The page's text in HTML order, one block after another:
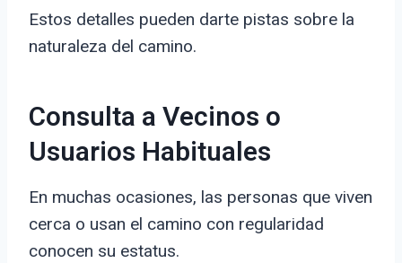
Estos detalles pueden darte pistas sobre la
naturaleza del camino.
Consulta a Vecinos o
Usuarios Habituales
En muchas ocasiones, las personas que viven
cerca o usan el camino con regularidad
conocen su estatus.